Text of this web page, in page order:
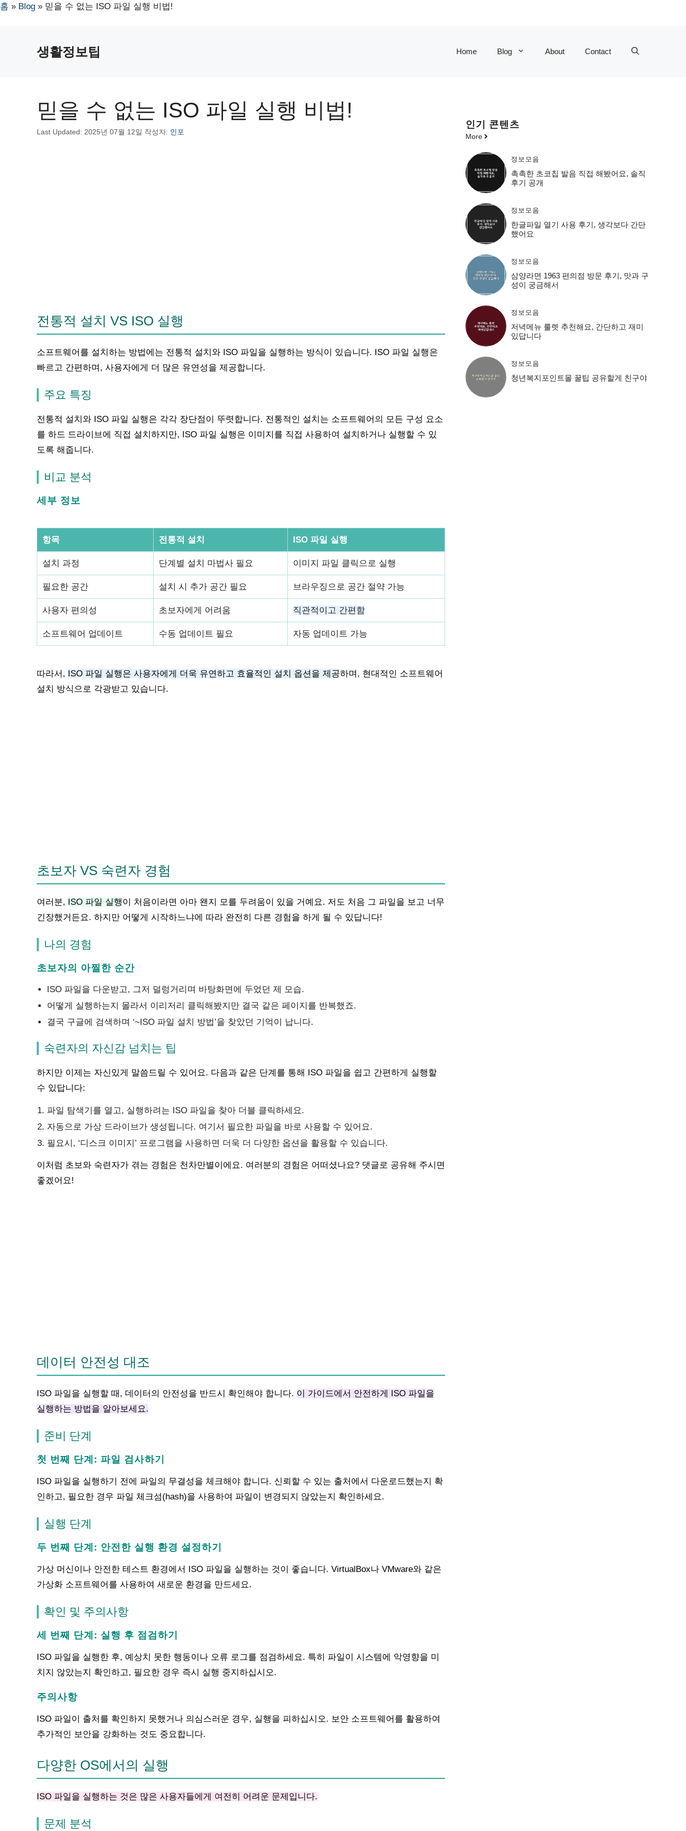
홈 » Blog » 믿을 수 없는 ISO 파일 실행 비법!
생활정보팁 Home Blog About Contact
믿을 수 없는 ISO 파일 실행 비법!
Last Updated: 2025년 07월 12일 작성자: 인포
전통적 설치 VS ISO 실행
소프트웨어를 설치하는 방법에는 전통적 설치와 ISO 파일을 실행하는 방식이 있습니다. ISO 파일 실행은
빠르고 간편하며, 사용자에게 더 많은 유연성을 제공합니다.
주요 특징
전통적 설치와 ISO 파일 실행은 각각 장단점이 뚜렷합니다. 전통적인 설치는 소프트웨어의 모든 구성 요소
를 하드 드라이브에 직접 설치하지만, ISO 파일 실행은 이미지를 직접 사용하여 설치하거나 실행할 수 있
도록 해줍니다.
비교 분석
세부 정보
항목 전통적 설치 ISO 파일 실행
설치 과정 단계별 설치 마법사 필요 이미지 파일 클릭으로 실행
필요한 공간 설치 시 추가 공간 필요 브라우징으로 공간 절약 가능
사용자 편의성 초보자에게 어려움 직관적이고 간편함
소프트웨어 업데이트 수동 업데이트 필요 자동 업데이트 가능
따라서, ISO 파일 실행은 사용자에게 더욱 유연하고 효율적인 설치 옵션을 제공하며, 현대적인 소프트웨어
설치 방식으로 각광받고 있습니다.
초보자 VS 숙련자 경험
여러분, ISO 파일 실행이 처음이라면 아마 왠지 모를 두려움이 있을 거예요. 저도 처음 그 파일을 보고 너무
긴장했거든요. 하지만 어떻게 시작하느냐에 따라 완전히 다른 경험을 하게 될 수 있답니다!
나의 경험
초보자의 아찔한 순간
ISO 파일을 다운받고, 그저 덜렁거리며 바탕화면에 두었던 제 모습.
어떻게 실행하는지 몰라서 이리저리 클릭해봤지만 결국 같은 페이지를 반복했죠.
결국 구글에 검색하며 ‘~ISO 파일 설치 방법’을 찾았던 기억이 납니다.
숙련자의 자신감 넘치는 팁
하지만 이제는 자신있게 말씀드릴 수 있어요. 다음과 같은 단계를 통해 ISO 파일을 쉽고 간편하게 실행할
수 있답니다:
파일 탐색기를 열고, 실행하려는 ISO 파일을 찾아 더블 클릭하세요.
자동으로 가상 드라이브가 생성됩니다. 여기서 필요한 파일을 바로 사용할 수 있어요.
필요시, ‘디스크 이미지’ 프로그램을 사용하면 더욱 더 다양한 옵션을 활용할 수 있습니다.
이처럼 초보와 숙련자가 겪는 경험은 천차만별이에요. 여러분의 경험은 어떠셨나요? 댓글로 공유해 주시면
좋겠어요!
데이터 안전성 대조
ISO 파일을 실행할 때, 데이터의 안전성을 반드시 확인해야 합니다. 이 가이드에서 안전하게 ISO 파일을
실행하는 방법을 알아보세요.
준비 단계
첫 번째 단계: 파일 검사하기
ISO 파일을 실행하기 전에 파일의 무결성을 체크해야 합니다. 신뢰할 수 있는 출처에서 다운로드했는지 확
인하고, 필요한 경우 파일 체크섬(hash)을 사용하여 파일이 변경되지 않았는지 확인하세요.
실행 단계
두 번째 단계: 안전한 실행 환경 설정하기
가상 머신이나 안전한 테스트 환경에서 ISO 파일을 실행하는 것이 좋습니다. VirtualBox나 VMware와 같은
가상화 소프트웨어를 사용하여 새로운 환경을 만드세요.
확인 및 주의사항
세 번째 단계: 실행 후 점검하기
ISO 파일을 실행한 후, 예상치 못한 행동이나 오류 로그를 점검하세요. 특히 파일이 시스템에 악영향을 미
치지 않았는지 확인하고, 필요한 경우 즉시 실행 중지하십시오.
주의사항
ISO 파일이 출처를 확인하지 못했거나 의심스러운 경우, 실행을 피하십시오. 보안 소프트웨어를 활용하여
추가적인 보안을 강화하는 것도 중요합니다.
다양한 OS에서의 실행
ISO 파일을 실행하는 것은 많은 사용자들에게 여전히 어려운 문제입니다.
문제 분석
인기 콘텐츠
More
정보모음
촉촉한 초코칩 발음 직접 해봤어요, 솔직
후기 공개
정보모음
한글파일 열기 사용 후기, 생각보다 간단
했어요
정보모음
삼양라면 1963 편의점 방문 후기, 맛과 구
성이 궁금해서
정보모음
저녁메뉴 룰렛 추천해요, 간단하고 재미
있답니다
정보모음
청년복지포인트몰 꿀팁 공유할게 친구야